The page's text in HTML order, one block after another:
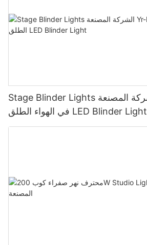
Stage Blinder Lights الشركة المصنعة Yr-Dipe100x2
في الهواء الطلق LED Blinder Light